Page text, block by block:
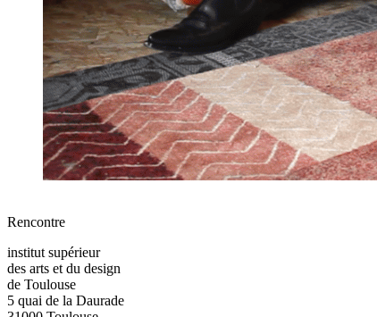
Rencontre
institut supérieur
des arts et du design
de Toulouse
5 quai de la Daurade